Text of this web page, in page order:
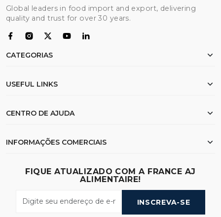
Global leaders in food import and export, delivering
quality and trust for over 30 years.
CATEGORIAS
Farinha
Carne bovina
Trigo
USEFUL LINKS
Sobre nós
FAQ
CENTRO DE AJUDA
Lista de desejos
Contacte-nos
INFORMAÇÕES COMERCIAIS
(+855) 010 30 83 30 / 011 30 83 30
FIQUE ATUALIZADO COM A FRANCE AJ
ALIMENTAIRE!
INSCREVA-SE